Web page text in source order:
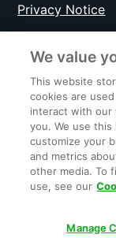
Privacy Notice
Indonesia
© 2023 Gojek |
Gojek
General of
We value
This website
cookies are
interact with our
you. We use
customize your
and metrics
other media. To
use, see our
Manage